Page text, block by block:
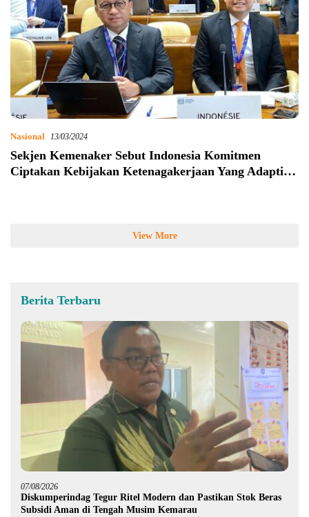
Nasional 13/03/2024
Sekjen Kemenaker Sebut Indonesia Komitmen
Ciptakan Kebijakan Ketenagakerjaan Yang Adaptif
View More
Berita Terbaru
07/08/2026
Diskumperindag Tegur Ritel Modern dan Pastikan Stok Beras
Subsidi Aman di Tengah Musim Kemarau